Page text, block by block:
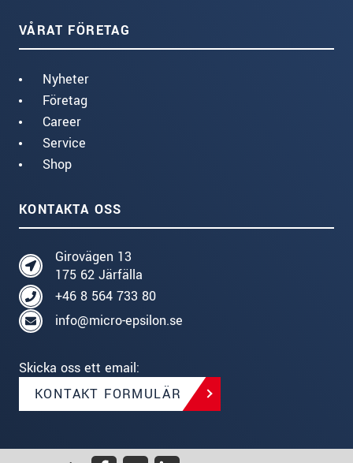
VÅRAT FÖRETAG
Nyheter
Företag
Career
Service
Shop
KONTAKTA OSS
Girovägen 13
175 62 Järfälla
+46 8 564 733 80
info@micro-epsilon.se
Skicka oss ett email:
KONTAKT FORMULÄR